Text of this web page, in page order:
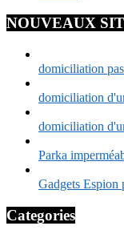
NOUVEAUX
domiciliation
domiciliation
domiciliation
Parka
Gadgets Espion
Categories